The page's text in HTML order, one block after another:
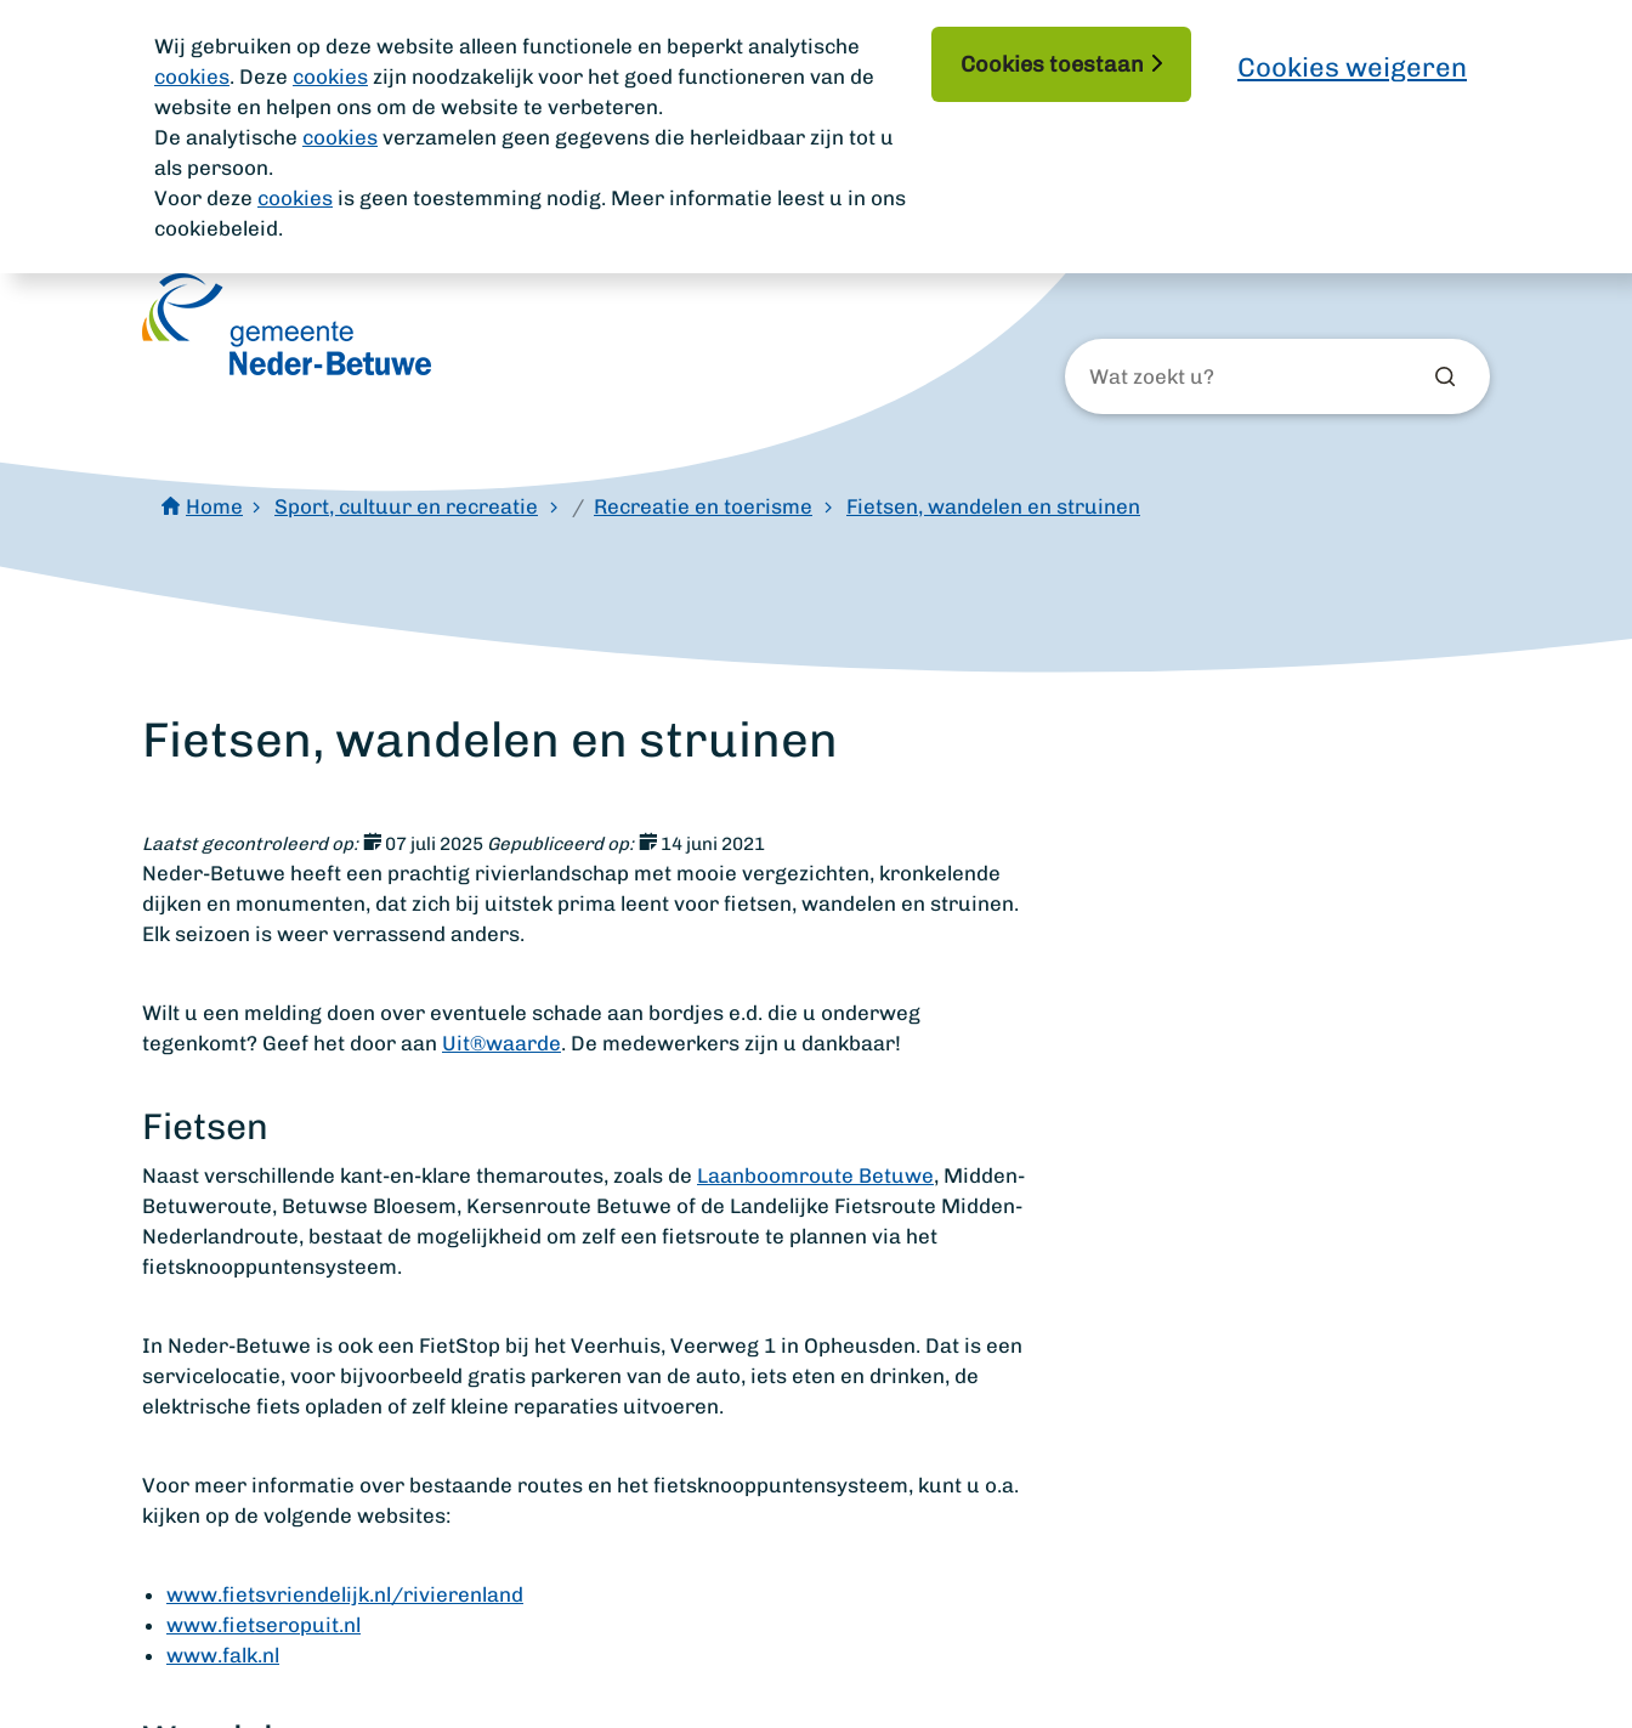
Wij gebruiken op deze website alleen functionele en beperkt analytische
cookies. Deze cookies zijn noodzakelijk voor het goed functioneren van de
website en helpen ons om de website te verbeteren.
De analytische cookies verzamelen geen gegevens die herleidbaar zijn tot u
als persoon.
Voor deze cookies is geen toestemming nodig. Meer informatie leest u in ons
cookiebeleid.
Cookies toestaan Cookies weigeren
Wat
zoekt
u?
Home Sport, cultuur en recreatie Recreatie en toerisme Fietsen, wandelen en struinen
Fietsen, wandelen en struinen
Laatst gecontroleerd op: 07 juli 2025 Gepubliceerd op: 14 juni 2021
Neder-Betuwe heeft een prachtig rivierlandschap met mooie vergezichten, kronkelende
dijken en monumenten, dat zich bij uitstek prima leent voor fietsen, wandelen en struinen.
Elk seizoen is weer verrassend anders.
Wilt u een melding doen over eventuele schade aan bordjes e.d. die u onderweg
tegenkomt? Geef het door aan Uit®waarde. De medewerkers zijn u dankbaar!
Fietsen
Naast verschillende kant-en-klare themaroutes, zoals de Laanboomroute Betuwe, Midden-
Betuweroute, Betuwse Bloesem, Kersenroute Betuwe of de Landelijke Fietsroute Midden-
Nederlandroute, bestaat de mogelijkheid om zelf een fietsroute te plannen via het
fietsknooppuntensysteem.
In Neder-Betuwe is ook een FietStop bij het Veerhuis, Veerweg 1 in Opheusden. Dat is een
servicelocatie, voor bijvoorbeeld gratis parkeren van de auto, iets eten en drinken, de
elektrische fiets opladen of zelf kleine reparaties uitvoeren.
Voor meer informatie over bestaande routes en het fietsknooppuntensysteem, kunt u o.a.
kijken op de volgende websites:
www.fietsvriendelijk.nl/rivierenland
www.fietseropuit.nl
www.falk.nl